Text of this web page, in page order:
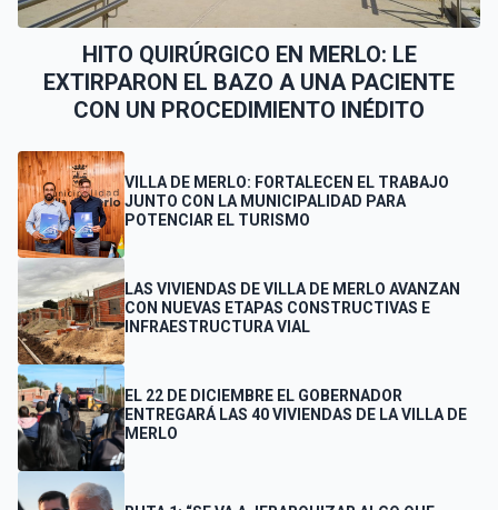
HITO QUIRÚRGICO EN MERLO: LE
EXTIRPARON EL BAZO A UNA PACIENTE
CON UN PROCEDIMIENTO INÉDITO
VILLA DE MERLO: FORTALECEN EL TRABAJO
JUNTO CON LA MUNICIPALIDAD PARA
POTENCIAR EL TURISMO
LAS VIVIENDAS DE VILLA DE MERLO AVANZAN
CON NUEVAS ETAPAS CONSTRUCTIVAS E
INFRAESTRUCTURA VIAL
EL 22 DE DICIEMBRE EL GOBERNADOR
ENTREGARÁ LAS 40 VIVIENDAS DE LA VILLA DE
MERLO